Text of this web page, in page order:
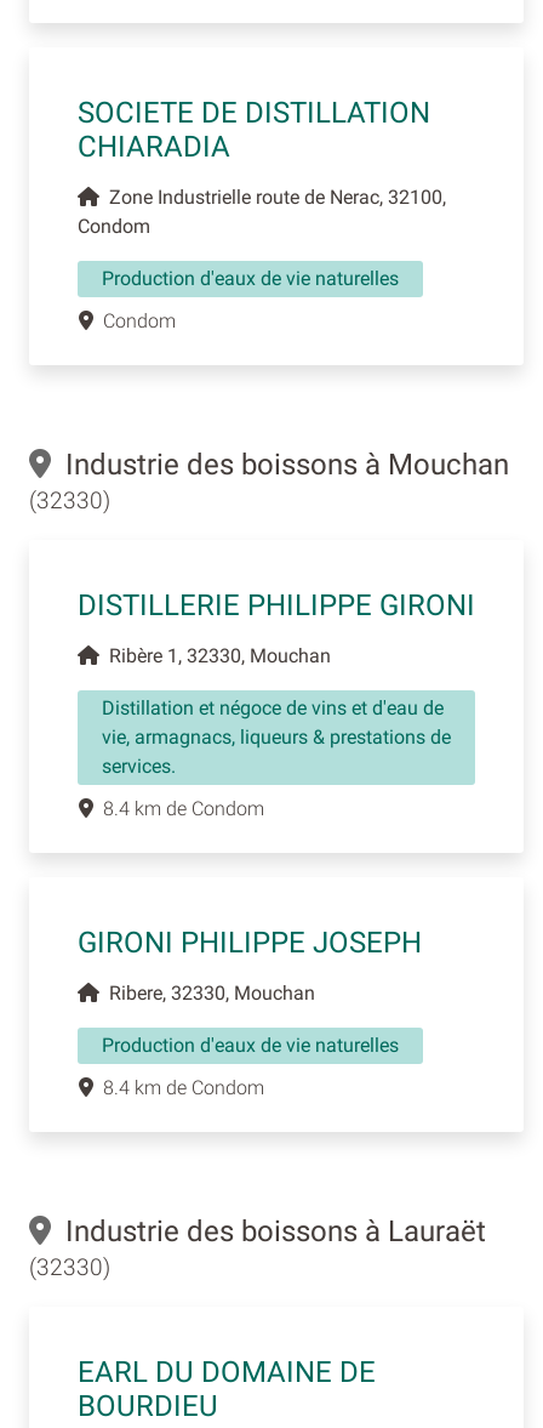
SOCIETE DE DISTILLATION
CHIARADIA
Zone Industrielle route de Nerac, 32100,
Condom
Production d'eaux de vie naturelles
Condom
Industrie des boissons à Mouchan
(32330)
DISTILLERIE PHILIPPE GIRONI
Ribère 1, 32330, Mouchan
Distillation et négoce de vins et d'eau de
vie, armagnacs, liqueurs & prestations de
services.
8.4 km de Condom
GIRONI PHILIPPE JOSEPH
Ribere, 32330, Mouchan
Production d'eaux de vie naturelles
8.4 km de Condom
Industrie des boissons à Lauraët
(32330)
EARL DU DOMAINE DE
BOURDIEU